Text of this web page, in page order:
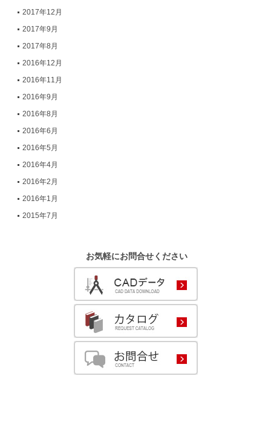
2017年12月
2017年9月
2017年8月
2016年12月
2016年11月
2016年9月
2016年8月
2016年6月
2016年5月
2016年4月
2016年2月
2016年1月
2015年7月
お気軽にお問合せください